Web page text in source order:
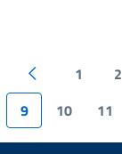
1 2
9
10 11